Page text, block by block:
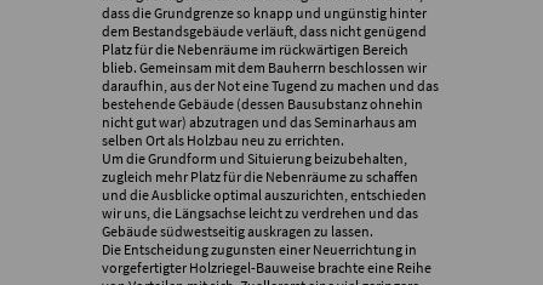
dass die Grundgrenze so knapp und ungünstig hinter
dem Bestandsgebäude verläuft, dass nicht genügend
Platz für die Nebenräume im rückwärtigen Bereich
blieb. Gemeinsam mit dem Bauherrn beschlossen wir
daraufhin, aus der Not eine Tugend zu machen und das
bestehende Gebäude (dessen Bausubstanz ohnehin
nicht gut war) abzutragen und das Seminarhaus am
selben Ort als Holzbau neu zu errichten.
Um die Grundform und Situierung beizubehalten,
zugleich mehr Platz für die Nebenräume zu schaffen
und die Ausblicke optimal auszurichten, entschieden
wir uns, die Längsachse leicht zu verdrehen und das
Gebäude südwestseitig auskragen zu lassen.
Die Entscheidung zugunsten einer Neuerrichtung in
vorgefertigter Holzriegel-Bauweise brachte eine Reihe